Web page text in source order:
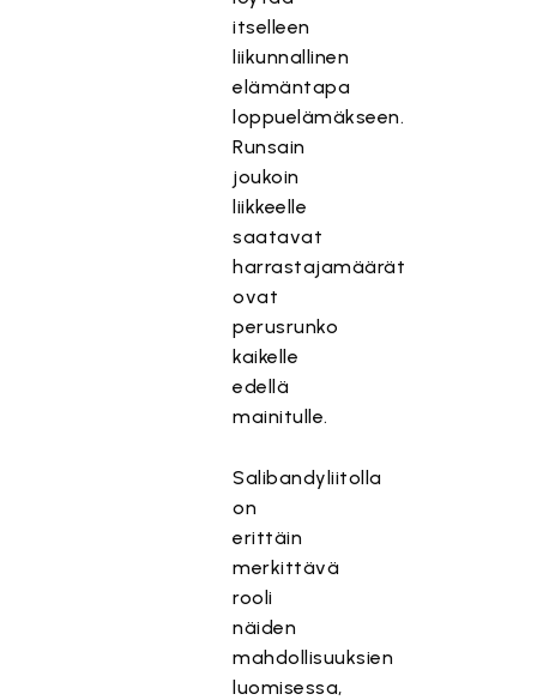
itselleen
liikunnallinen
elämäntapa
loppuelämäkseen.
Runsain
joukoin
liikkeelle
saatavat
harrastajamäärät
ovat
perusrunko
kaikelle
edellä
mainitulle.
Salibandyliitolla
on
erittäin
merkittävä
rooli
näiden
mahdollisuuksien
luomisessa,